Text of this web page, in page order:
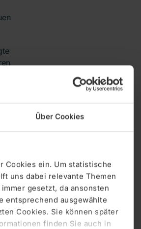
Über Cookies
Cookies ein. Um statistische
uns dabei relevante Themen
gesetzt, da ansonsten
entsprechend ausgewählte
Cookies. Sie können später
finden Sie auch inZentralklinik